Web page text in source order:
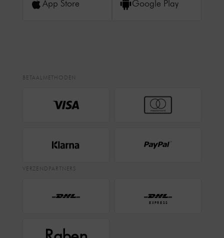
App Store Google Play
BETAALMETHODEN
VERZENDPARTNERS
EXPRESS